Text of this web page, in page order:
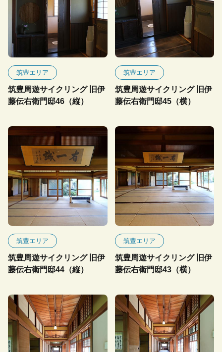
筑豊エリア
筑豊周遊サイクリング 旧伊
藤伝右衛門邸46（縦）
筑豊エリア
筑豊周遊サイクリング 旧伊
藤伝右衛門邸45（横）
筑豊エリア
筑豊周遊サイクリング 旧伊
藤伝右衛門邸44（縦）
筑豊エリア
筑豊周遊サイクリング 旧伊
藤伝右衛門邸43（横）